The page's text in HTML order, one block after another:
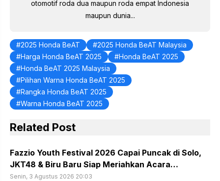
otomotif roda dua maupun roda empat Indonesia
maupun dunia...
2025 Honda BeAT
2025 Honda BeAT Malaysia
Harga Honda BeAT 2025
Honda BeAT 2025
Honda BeAT 2025 Malaysia
Pilihan Warna Honda BeAT 2025
Rangka Honda BeAT 2025
Warna Honda BeAT 2025
Related Post
Fazzio Youth Festival 2026 Capai Puncak di Solo,
JKT48 & Biru Baru Siap Meriahkan Acara…
Senin, 3 Agustus 2026 20:03